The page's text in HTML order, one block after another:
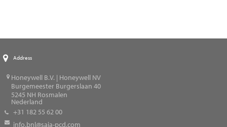
Address
Honeywell B.V. | Honeywell NV
Burgemeester Burgerslaan 40
5245 NH Rosmalen
Nederland
+31 182 55 62 00
info.bnl@saia-pcd.com